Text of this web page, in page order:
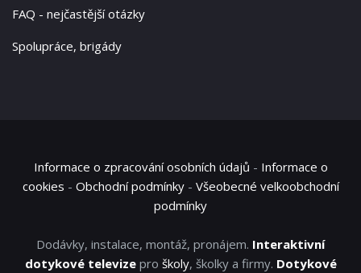
FAQ - nejčastější otázky
Spolupráce, brigády
Informace o zpracování osobních údajů - Informace o
cookies - Obchodní podmínky- Všeobecné velkoobchodní
podmínky
Dodávky, instalace, montáž, pronájem. Interaktivní
dotykové televizepro školy, školky a firmy. Dotykové